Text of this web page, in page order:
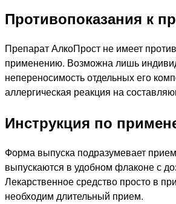
Противопоказания к
Препарат АлкоПрост не имеет
применению. Возможна лишь
непереносимость отдельных его
аллергическая реакция на
Инструкция по
Форма выпуска подразумевает
выпускаются в удобном флаконе с
Лекарственное средство просто в
необходим длительный прием.